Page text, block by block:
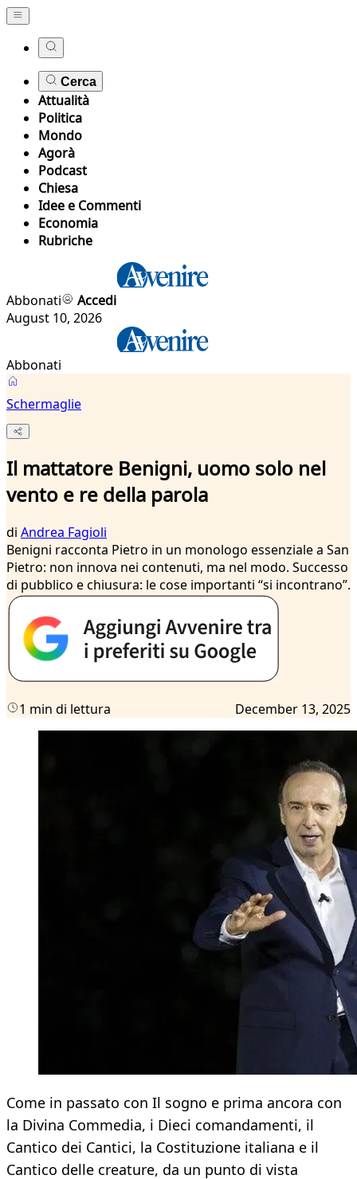
Cerca
Attualità
Politica
Mondo
Agorà
Podcast
Chiesa
Idee e Commenti
Economia
Rubriche
Abbonati
Accedi
August 10, 2026
Abbonati
Schermaglie
Il mattatore Benigni, uomo solo nel
vento e re della parola
di Andrea Fagioli
Benigni racconta Pietro in un monologo essenziale a San
Pietro: non innova nei contenuti, ma nel modo. Successo
di pubblico e chiusura: le cose importanti “si incontrano”.
1 min di lettura December 13, 2025
Come in passato con Il sogno e prima ancora con
la Divina Commedia, i Dieci comandamenti, il
Cantico dei Cantici, la Costituzione italiana e il
Cantico delle creature, da un punto di vista